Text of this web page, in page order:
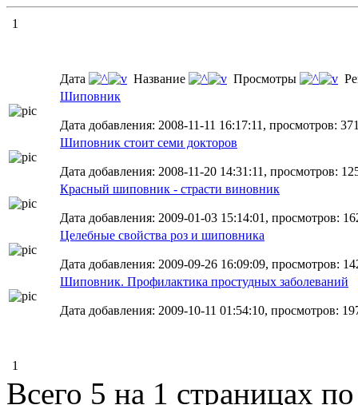
1
Дата Название Просмотры
Шиповник
Дата добавления: 2008-11-11 16:17:11, просмотров:
Шиповник стоит семи докторов
Дата добавления: 2008-11-20 14:31:11, просмотров:
Красный шиповник - страсти виновник
Дата добавления: 2009-01-03 15:14:01, просмотров:
Целебные свойства роз и шиповника
Дата добавления: 2009-09-26 16:09:09, просмотров:
Шиповник. Профилактика простудных заболеваний
Дата добавления: 2009-10-11 01:54:10, просмотров:
1
Всего 5 на 1 страницах